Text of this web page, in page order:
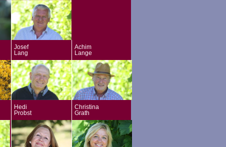
Josef
Lang
Achim
Lange
Hedi
Probst
Christina
Grath